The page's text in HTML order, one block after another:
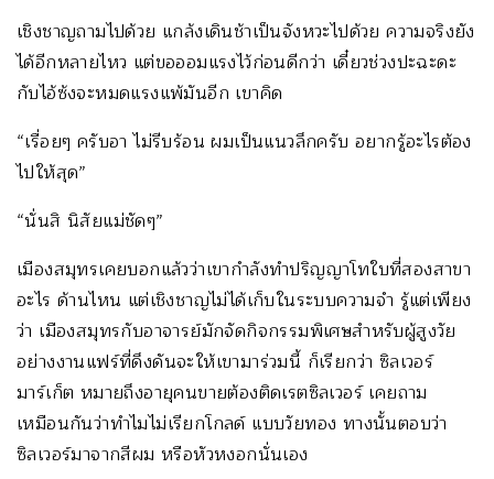
เชิงชาญถามไปด้วย แกล้งเดินช้าเป็นจังหวะไปด้วย ความจริงยัง
ได้อีกหลายไหว แต่ขอออมแรงไว้ก่อนดีกว่า เดี๋ยวช่วงปะฉะดะ
กับไอ้ซ้งจะหมดแรงแพ้มันอีก เขาคิด
“เรื่อยๆ ครับอา ไม่รีบร้อน ผมเป็นแนวลึกครับ อยากรู้อะไรต้อง
ไปให้สุด”
“นั่นสิ นิสัยแม่ชัดๆ”
เมืองสมุทรเคยบอกแล้วว่าเขากำลังทำปริญญาโทใบที่สองสาขา
อะไร ด้านไหน แต่เชิงชาญไม่ได้เก็บในระบบความจำ รู้แต่เพียง
ว่า เมืองสมุทรกับอาจารย์มักจัดกิจกรรมพิเศษสำหรับผู้สูงวัย
อย่างงานแฟร์ที่ดึงดันจะให้เขามาร่วมนี้ ก็เรียกว่า ซิลเวอร์
มาร์เก็ต หมายถึงอายุคนขายต้องติดเรตซิลเวอร์ เคยถาม
เหมือนกันว่าทำไมไม่เรียกโกลด์ แบบวัยทอง ทางนั้นตอบว่า
ซิลเวอร์มาจากสีผม หรือหัวหงอกนั่นเอง